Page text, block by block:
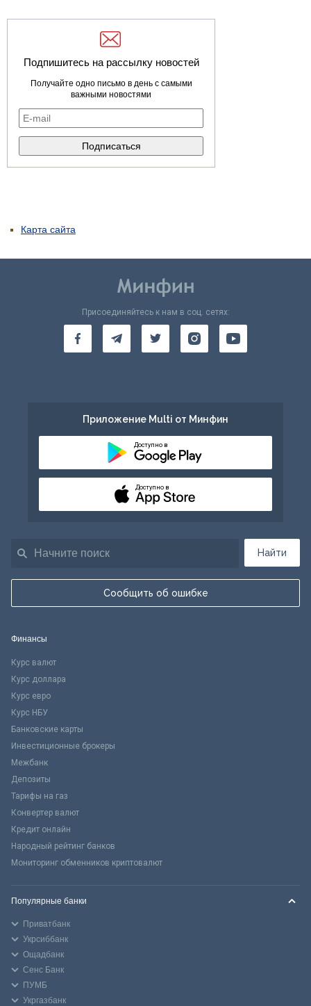
Подпишитесь на рассылку новостей
Получайте одно письмо в день с самыми
важными новостями
Карта сайта
Найти
Сообщить об ошибке
Присоединяйтесь к нам в соц. сетях:
Приложение Multi от Минфин
Доступно в
Доступно в
Финансы
Курс валют
Курс доллара
Курс евро
Курс НБУ
Банковские карты
Инвестиционные брокеры
Межбанк
Депозиты
Тарифы на газ
Конвертер валют
Кредит онлайн
Народный рейтинг банков
Мониторинг обменников криптовалют
Популярные банки
Приватбанк
Укрсиббанк
Ощадбанк
Сенс Банк
ПУМБ
Укргазбанк